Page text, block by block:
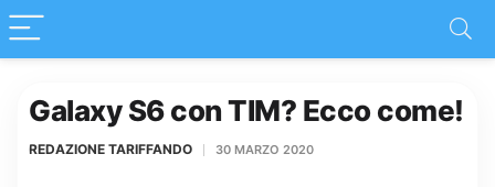
Galaxy S6 con TIM? Ecco come!
REDAZIONE TARIFFANDO 30 MARZO 2020